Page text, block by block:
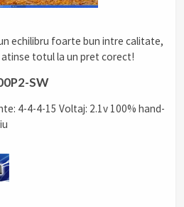
echilibru foarte bun intre calitate,
totul la un pret corect!
SW
4-4-4-15 Voltaj: 2.1v 100% hand-